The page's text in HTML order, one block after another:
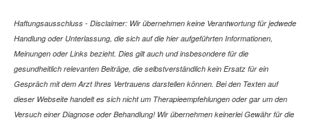
Haftungsausschluss - Disclaimer: Wir übernehmen keine Verantwortung für jedwede
Handlung oder Unterlassung, die sich auf die hier aufgeführten Informationen,
Meinungen oder Links bezieht. Dies gilt auch und insbesondere für die
gesundheitlich relevanten Beiträge, die selbstverständlich kein Ersatz für ein
Gespräch mit dem Arzt Ihres Vertrauens darstellen können. Bei den Texten auf
dieser Webseite handelt es sich nicht um Therapieempfehlungen oder gar um den
Versuch einer Diagnose oder Behandlung! Wir übernehmen keinerlei Gewähr für die